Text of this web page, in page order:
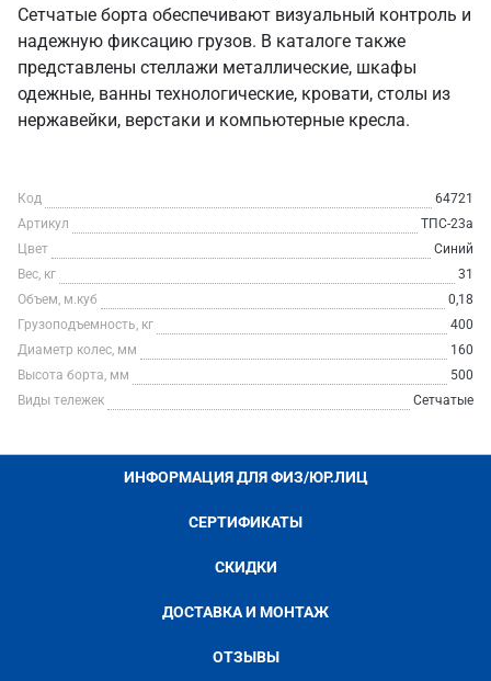
Сетчатые борта обеспечивают визуальный контроль и
надежную фиксацию грузов. В каталоге также
представлены стеллажи металлические, шкафы
одежные, ванны технологические, кровати, столы из
нержавейки, верстаки и компьютерные кресла.
Код
64721
Артикул
ТПС-23а
Цвет
Синий
Вес, кг
31
Объем, м.куб
0,18
Грузоподъемность, кг
400
Диаметр колес, мм
160
Высота борта, мм
500
Виды тележек
Сетчатые
ИНФОРМАЦИЯ ДЛЯ ФИЗ/ЮР.ЛИЦ
СЕРТИФИКАТЫ
СКИДКИ
ДОСТАВКА И МОНТАЖ
ОТЗЫВЫ